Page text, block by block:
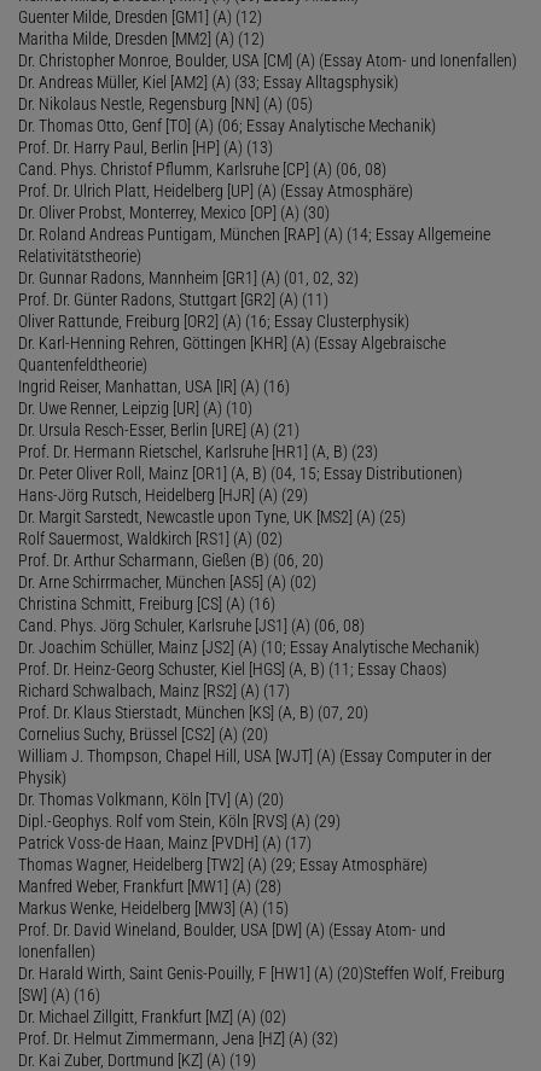
Guenter Milde, Dresden [GM1] (A) (12)
Maritha Milde, Dresden [MM2] (A) (12)
Dr. Christopher Monroe, Boulder, USA [CM] (A) (Essay Atom- und Ionenfallen)
Dr. Andreas Müller, Kiel [AM2] (A) (33; Essay Alltagsphysik)
Dr. Nikolaus Nestle, Regensburg [NN] (A) (05)
Dr. Thomas Otto, Genf [TO] (A) (06; Essay Analytische Mechanik)
Prof. Dr. Harry Paul, Berlin [HP] (A) (13)
Cand. Phys. Christof Pflumm, Karlsruhe [CP] (A) (06, 08)
Prof. Dr. Ulrich Platt, Heidelberg [UP] (A) (Essay Atmosphäre)
Dr. Oliver Probst, Monterrey, Mexico [OP] (A) (30)
Dr. Roland Andreas Puntigam, München [RAP] (A) (14; Essay Allgemeine
Relativitätstheorie)
Dr. Gunnar Radons, Mannheim [GR1] (A) (01, 02, 32)
Prof. Dr. Günter Radons, Stuttgart [GR2] (A) (11)
Oliver Rattunde, Freiburg [OR2] (A) (16; Essay Clusterphysik)
Dr. Karl-Henning Rehren, Göttingen [KHR] (A) (Essay Algebraische
Quantenfeldtheorie)
Ingrid Reiser, Manhattan, USA [IR] (A) (16)
Dr. Uwe Renner, Leipzig [UR] (A) (10)
Dr. Ursula Resch-Esser, Berlin [URE] (A) (21)
Prof. Dr. Hermann Rietschel, Karlsruhe [HR1] (A, B) (23)
Dr. Peter Oliver Roll, Mainz [OR1] (A, B) (04, 15; Essay Distributionen)
Hans-Jörg Rutsch, Heidelberg [HJR] (A) (29)
Dr. Margit Sarstedt, Newcastle upon Tyne, UK [MS2] (A) (25)
Rolf Sauermost, Waldkirch [RS1] (A) (02)
Prof. Dr. Arthur Scharmann, Gießen (B) (06, 20)
Dr. Arne Schirrmacher, München [AS5] (A) (02)
Christina Schmitt, Freiburg [CS] (A) (16)
Cand. Phys. Jörg Schuler, Karlsruhe [JS1] (A) (06, 08)
Dr. Joachim Schüller, Mainz [JS2] (A) (10; Essay Analytische Mechanik)
Prof. Dr. Heinz-Georg Schuster, Kiel [HGS] (A, B) (11; Essay Chaos)
Richard Schwalbach, Mainz [RS2] (A) (17)
Prof. Dr. Klaus Stierstadt, München [KS] (A, B) (07, 20)
Cornelius Suchy, Brüssel [CS2] (A) (20)
William J. Thompson, Chapel Hill, USA [WJT] (A) (Essay Computer in der
Physik)
Dr. Thomas Volkmann, Köln [TV] (A) (20)
Dipl.-Geophys. Rolf vom Stein, Köln [RVS] (A) (29)
Patrick Voss-de Haan, Mainz [PVDH] (A) (17)
Thomas Wagner, Heidelberg [TW2] (A) (29; Essay Atmosphäre)
Manfred Weber, Frankfurt [MW1] (A) (28)
Markus Wenke, Heidelberg [MW3] (A) (15)
Prof. Dr. David Wineland, Boulder, USA [DW] (A) (Essay Atom- und
Ionenfallen)
Dr. Harald Wirth, Saint Genis-Pouilly, F [HW1] (A) (20)Steffen Wolf, Freiburg
[SW] (A) (16)
Dr. Michael Zillgitt, Frankfurt [MZ] (A) (02)
Prof. Dr. Helmut Zimmermann, Jena [HZ] (A) (32)
Dr. Kai Zuber, Dortmund [KZ] (A) (19)